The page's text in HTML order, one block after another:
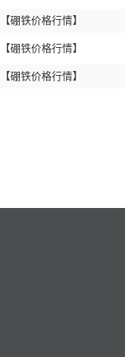
【硼铁价格行情】
【硼铁价格行情】
【硼铁价格行情】